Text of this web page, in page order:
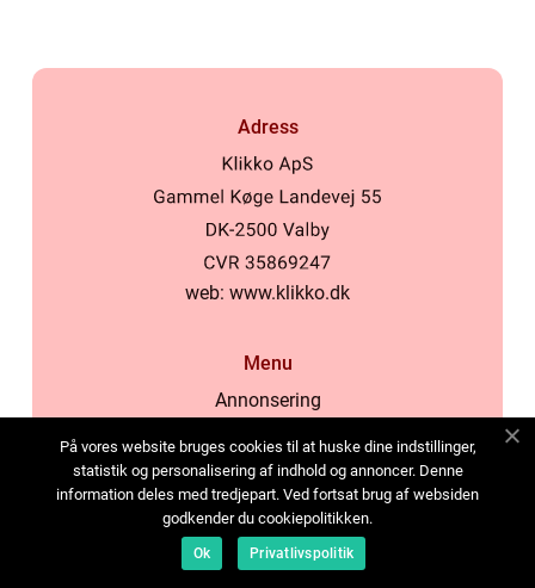
Adress
web: www.klikko.dk
Menu
Annonsering
Cookies
Kontakta oss
Sitemap
På vores website bruges cookies til at huske dine indstillinger,
statistik og personalisering af indhold og annoncer. Denne
information deles med tredjepart. Ved fortsat brug af websiden
godkender du cookiepolitikken.
Ok Privatlivspolitik